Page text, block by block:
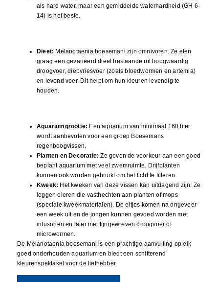
als hard water, maar een gemiddelde waterhardheid (GH 6-
14) is het beste.
Dieet: Melanotaenia boesemani zijn omnivoren. Ze eten
graag een gevarieerd dieet bestaande uit hoogwaardig
droogvoer, diepvriesvoer (zoals bloedwormen en artemia)
en levend voer. Dit helpt om hun kleuren levendig te
houden.
Aquariumgrootte: Een aquarium van minimaal 160 liter
wordt aanbevolen voor een groep Boesemans
regenboogvissen.
Planten en Decoratie: Ze geven de voorkeur aan een goed
beplant aquarium met veel zwemruimte. Drijfplanten
kunnen ook worden gebruikt om het licht te filteren.
Kweek: Het kweken van deze vissen kan uitdagend zijn. Ze
leggen eieren die vasthechten aan planten of mops
(speciale kweekmaterialen). De eitjes komen na ongeveer
een week uit en de jongen kunnen gevoed worden met
infusoriën en later met fijngewreven droogvoer of
microwormen.
De Melanotaenia boesemani is een prachtige aanvulling op elk
goed onderhouden aquarium en biedt een schitterend
kleurenspektakel voor de liefhebber.